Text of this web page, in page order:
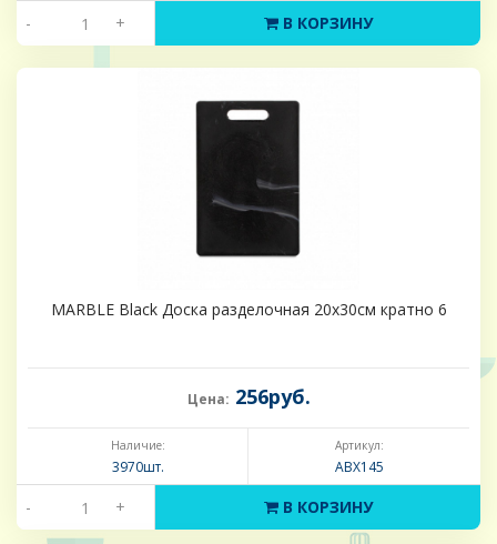
- + В КОРЗИНУ
MARBLE Black Доска разделочная 20х30см кратно 6
Цена: 256руб.
Наличие:
3970шт.
Артикул:
ABX145
- + В КОРЗИНУ